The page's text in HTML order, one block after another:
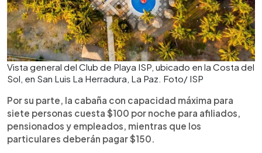
Vista general del Club de Playa ISP, ubicado en la Costa del
Sol, en San Luis La Herradura, La Paz. Foto/ ISP
Por su parte, la cabaña con capacidad máxima para
siete personas cuesta $100 por noche para afiliados,
pensionados y empleados, mientras que los
particulares deberán pagar $150.